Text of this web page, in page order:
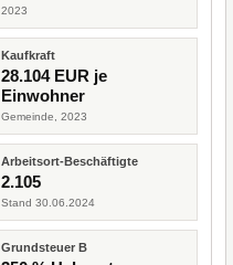
2023
Kaufkraft
28.104 EUR je
Einwohner
Gemeinde, 2023
Arbeitsort-Beschäftigte
2.105
Stand 30.06.2024
Grundsteuer B